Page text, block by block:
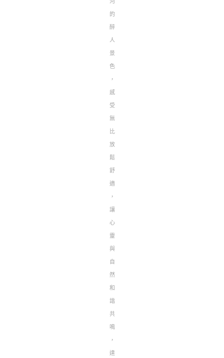
河
的
醉
人
景
色
，
感
受
無
比
放
鬆
舒
適
，
讓
心
靈
與
自
然
和
諧
共
鳴
，
達